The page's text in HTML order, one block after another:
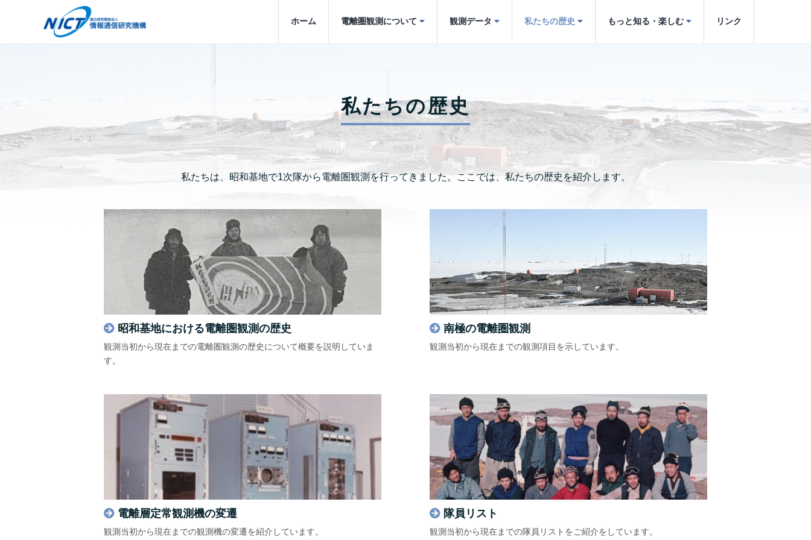
ホーム 電離圏観測について 観測データ 私たちの歴史 もっと知る・楽しむ リンク
私たちの歴史
私たちは、昭和基地で1次隊から電離圏観測を行ってきました。ここでは、私たちの歴史を紹介します。
昭和基地における電離圏観測の歴史
観測当初から現在までの電離圏観測の歴史について概要を説明していま
す。
南極の電離圏観測
観測当初から現在までの観測項目を示しています。
電離層定常観測機の変遷
観測当初から現在までの観測機の変遷を紹介しています。
隊員リスト
観測当初から現在までの隊員リストをご紹介をしています。